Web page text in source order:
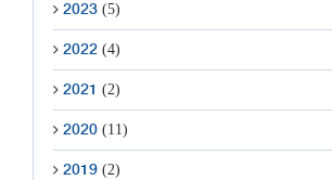
2023 (5)
2022 (4)
2021 (2)
2020 (11)
2019 (2)